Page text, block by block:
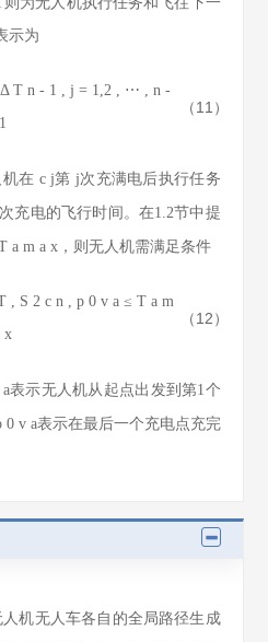
示为
Δ T n - 1 , j = 1,2 , ⋯ , n -
1
（11）
在 c j第 j次充满电后执行任务
次充电的飞行时间。在1.2节中提
a m a x ，则无人机需满足条件
, S 2 c n , p 0 v a ≤ T a m
x
（12）
a表示无人机从起点出发到第1个
0 v a表示在最后一个充电点充完
机无人车各自的全局路径生成